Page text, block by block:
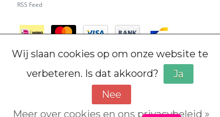
RSS Feed
Wij slaan cookies op om onze website te
verbeteren. Is dat akkoord?
Ja
Nee
Meer over cookies en ons privacybeleid »